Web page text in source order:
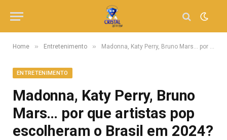
Home » Entretenimento » Madonna, Katy Perry, Bruno Mars… por que artistas pop escolheram o Brasil em 2024?
ENTRETENIMENTO
Madonna, Katy Perry, Bruno
Mars… por que artistas pop
escolheram o Brasil em 2024?